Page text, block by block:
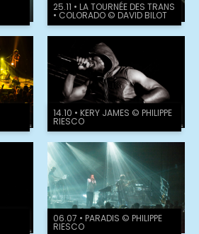
25.11 • LA TOURNÉE DES TRANS
• COLORADO © DAVID BILOT
14.10 • KERY JAMES © PHILIPPE
RIESCO
06.07 • PARADIS © PHILIPPE
RIESCO